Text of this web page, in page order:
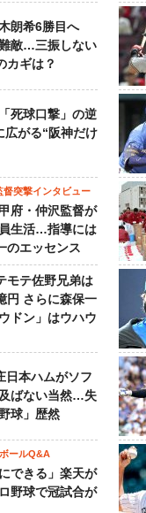
朗希6勝目へ
難敵…三振しない
カギは？
死球口撃」の逆
がる“阪神だけ
督突撃インタビュー
府・仲沢監督が
生活…指導には
のエッセンス
モテ佐野兄弟は
円 さらに森保一
ドン」はウハウ
日本ハムがソフ
ばない当然…失
球」歴然
ールQ&A
できる」楽天が
野球で冠試合が